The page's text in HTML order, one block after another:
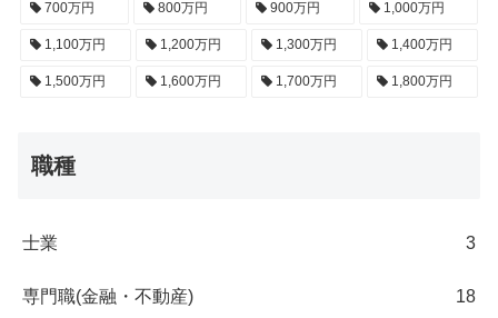
700万円 800万円 900万円 1,000万円
1,100万円 1,200万円 1,300万円 1,400万円
1,500万円 1,600万円 1,700万円 1,800万円
職種
士業 3
専門職(金融・不動産) 18